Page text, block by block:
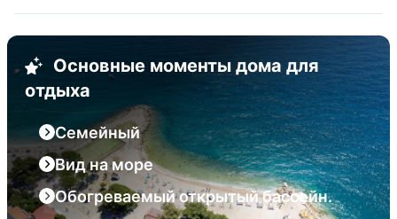
Основные моменты дома для
отдыха
Семейный
Вид на море
Обогреваемый открытый бассейн.